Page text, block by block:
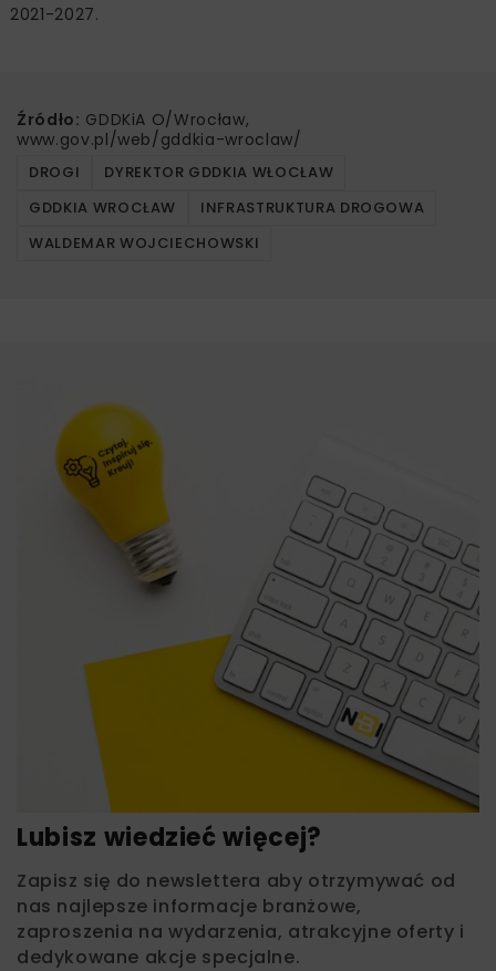
2021-2027.
Źródło: GDDKiA O/Wrocław,
www.gov.pl/web/gddkia-wroclaw/
DROGI
DYREKTOR GDDKIA WŁOCŁAW
GDDKIA WROCŁAW
INFRASTRUKTURA DROGOWA
WALDEMAR WOJCIECHOWSKI
Lubisz wiedzieć więcej?
Zapisz się do newslettera aby otrzymywać od
nas najlepsze informacje branżowe,
zaproszenia na wydarzenia, atrakcyjne oferty i
dedykowane akcje specjalne.